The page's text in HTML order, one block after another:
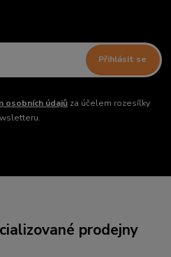
Přihlásit se
osobních údajůza účelem rozesílky
prodejny